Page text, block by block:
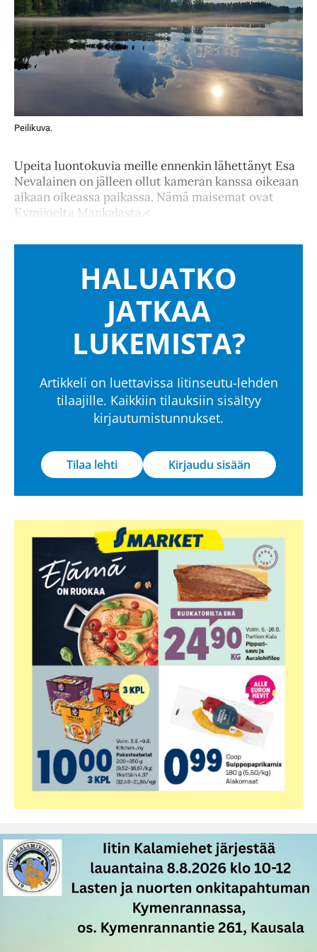
Peilikuva.
Upeita luontokuvia meille ennenkin lähettänyt Esa
Nevalainen on jälleen ollut kameran kanssa oikeaan
aikaan oikeassa paikassa. Nämä maisemat ovat
Kymijoelta Mankalasta.<
HALUATKO
JATKAA
LUKEMISTA?
Artikkeli on luettavissa Iitinseutu-lehden
tilaajille. Kaikkiin tilauksiin sisältyy
kirjautumistunnukset.
Tilaa lehti Kirjaudu sisään